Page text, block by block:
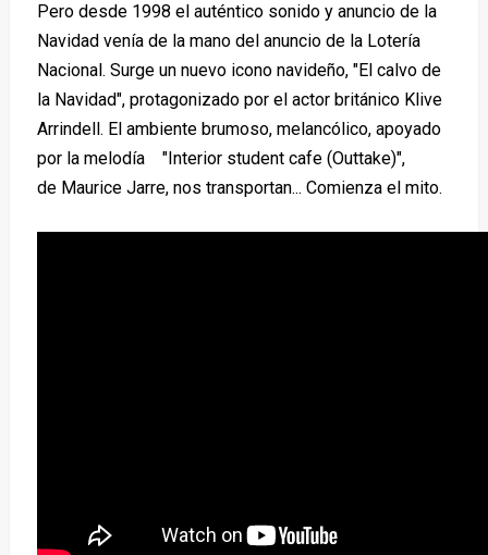
Pero desde 1998 el auténtico sonido y anuncio de la
Navidad venía de la mano del anuncio de la Lotería
Nacional. Surge un nuevo icono navideño, "El calvo de
la Navidad", protagonizado por el actor británico Klive
Arrindell. El ambiente brumoso, melancólico, apoyado
por la melodía
"Interior student cafe (Outtake)",
de Maurice Jarre, nos transportan... Comienza el mito.